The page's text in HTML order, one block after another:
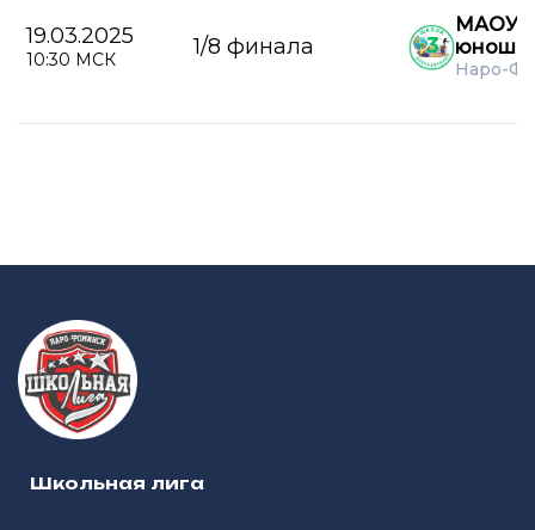
19.03.2025
10:30 МСК 1/8 финала
МАОУ
юноши
Наро-
Школьная лига